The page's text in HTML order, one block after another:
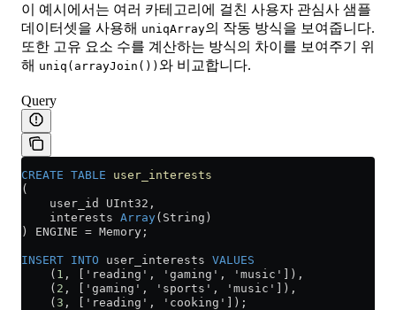
이 예시에서는 여러 카테고리에 걸친 사용자 관심사 샘플
데이터셋을 사용해 uniqArray의 작동 방식을 보여줍니다.
또한 고유 요소 수를 계산하는 방식의 차이를 보여주기 위
해 uniq(arrayJoin()) 와 비교합니다.
Query
CREATE TABLE user_interests
(
    user_id UInt32,
    interests
Array(String)
) ENGINE = Memory;
INSERT INTO user_interests VALUES
    (
1 , ['reading', 'gaming', 'music']),
    (
2 , ['gaming', 'sports', 'music']),
    (
3 , ['reading', 'cooking']);